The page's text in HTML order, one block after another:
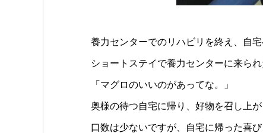
養力センターでのリハビリを終え、自
ショートステイで養力センターに来ら
「マグロのいいのがあってな。」
奥様の待つ自宅に帰り、好物を召し上が
口数は少ないですが、自宅に帰った喜